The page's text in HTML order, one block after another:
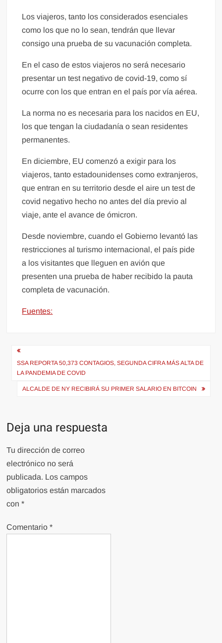
Los viajeros, tanto los considerados esenciales
como los que no lo sean, tendrán que llevar
consigo una prueba de su vacunación completa.
En el caso de estos viajeros no será necesario
presentar un test negativo de covid-19, como sí
ocurre con los que entran en el país por vía aérea.
La norma no es necesaria para los nacidos en EU,
los que tengan la ciudadanía o sean residentes
permanentes.
En diciembre, EU comenzó a exigir para los
viajeros, tanto estadounidenses como extranjeros,
que entran en su territorio desde el aire un test de
covid negativo hecho no antes del día previo al
viaje, ante el avance de ómicron.
Desde noviembre, cuando el Gobierno levantó las
restricciones al turismo internacional, el país pide
a los visitantes que lleguen en avión que
presenten una prueba de haber recibido la pauta
completa de vacunación.
Fuentes:
Navegación
de
entradas
SSA REPORTA 50,373 CONTAGIOS, SEGUNDA CIFRA MÁS ALTA DE
LA PANDEMIA DE COVID
ALCALDE DE NY RECIBIRÁ SU PRIMER SALARIO EN BITCOIN
Deja una respuesta
Tu dirección de correo
electrónico no será
publicada. Los campos
obligatorios están marcados
con*
Comentario*